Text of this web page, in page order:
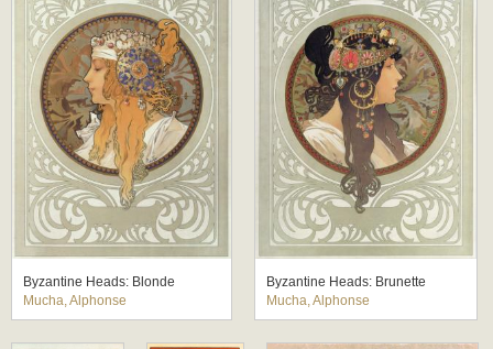
Byzantine Heads: Blonde
Mucha, Alphonse
Byzantine Heads: Brunette
Mucha, Alphonse